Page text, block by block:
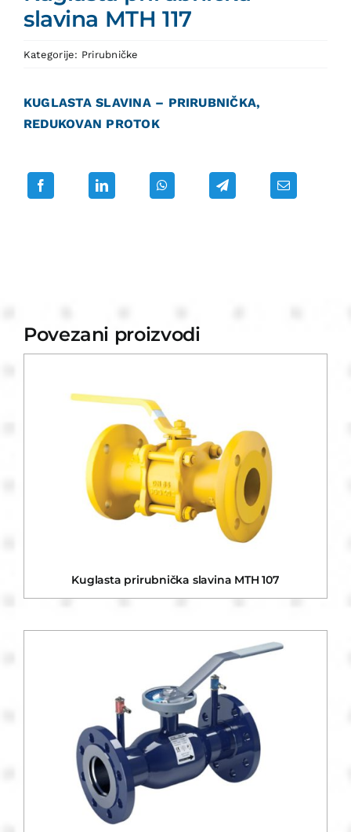
slavina MTH 117
Kategorije: Prirubničke
KUGLASTA SLAVINA – PRIRUBNIČKA,
REDUKOVAN PROTOK
Povezani proizvodi
Kuglasta prirubnička slavina MTH 107